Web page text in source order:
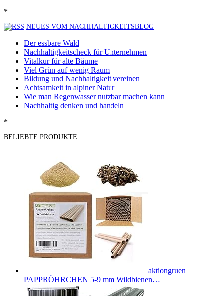
*
NEUES VOM NACHHALTIGKEITSBLOG
Der essbare Wald
Nachhaltigkeitscheck für Unternehmen
Vitalkur für alte Bäume
Viel Grün auf wenig Raum
Bildung und Nachhaltigkeit vereinen
Achtsamkeit in alpiner Natur
Wie man Regenwasser nutzbar machen kann
Nachhaltig denken und handeln
*
BELIEBTE PRODUKTE
aktiongruen
PAPPRÖHRCHEN 5-9 mm Wildbienen…